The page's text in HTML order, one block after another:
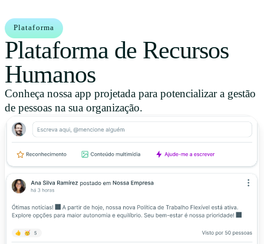
Plataforma
Plataforma de Recursos
Humanos
Conheça nossa app projetada para potencializar a gestão
de pessoas na sua organização.